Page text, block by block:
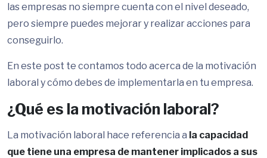
las empresas no siempre cuenta con el nivel deseado,
pero siempre puedes mejorar y realizar acciones para
conseguirlo.
En este post te contamos todo acerca de la motivación
laboral y cómo debes de implementarla en tu empresa.
¿Qué es la motivación laboral?
La motivación laboral hace referencia a la capacidad
que tiene una empresa de mantener implicados a sus